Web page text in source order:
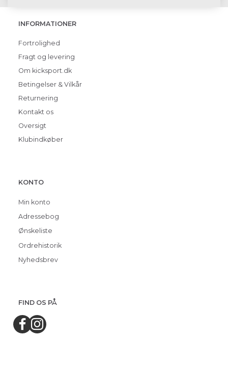
INFORMATIONER
Fortrolighed
Fragt og levering
Om kicksport.dk
Betingelser & Vilkår
Returnering
Kontakt os
Oversigt
Klubindkøber
KONTO
Min konto
Adressebog
Ønskeliste
Ordrehistorik
Nyhedsbrev
FIND OS PÅ